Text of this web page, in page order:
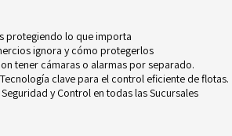
protegiendo lo que importa
ignora y cómo protegerlos
tener cámaras o alarmas por separado.
clave para el control eficiente de flotas.
y Control en todas las Sucursales